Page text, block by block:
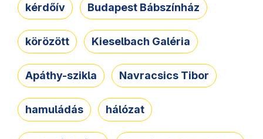
kérdőív Budapest Bábszínház
körözött Kieselbach Galéria
Apáthy-szikla Navracsics Tibor
hamuládás hálózat